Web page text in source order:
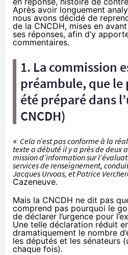
Après avoir longuement
nous avons décidé de
de la CNCDH, mises en
ses réponses, afin d’y
commentaires.
1. La commission
préambule, que le
été préparé dans
CNCDH)
« Cela n’est pas conforme à la
texte a débuté il y a près de deux
mission d’information sur
services de renseignement,
Jacques Urvoas, et Patrice
Cazeneuve.
Mais la CNCDH ne dit pas
comprend pas pourquoi le
de déclarer l’urgence pour
Une telle déclaration réduit
dramatiquement le nombre
les députés et les sénateurs
chaque fois).